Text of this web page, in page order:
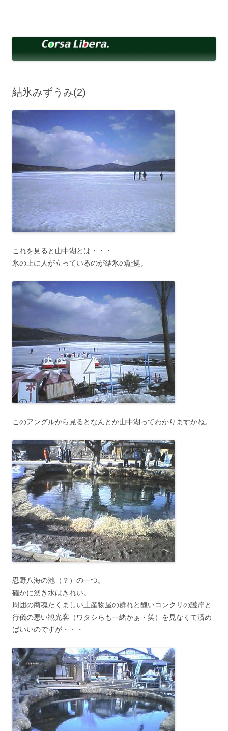
へ
ッ
結氷みずうみ(2)
これを見ると山中湖とは・・・
氷の上に人が立っているのが結氷の証拠。
このアングルから見るとなんとか山中湖ってわかりますかね。
忍野八海の池（？）の一つ。
確かに湧き水はきれい。
周囲の商魂たくましい土産物屋の群れと醜いコンクリの護岸と
行儀の悪い観光客（ワタシらも一緒かぁ・笑）を見なくて済め
ばいいのですが・・・